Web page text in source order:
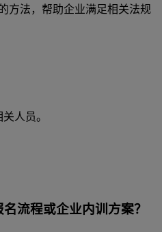
方法，帮助企业满足相关法规
人员。
流程或企业内训方案？